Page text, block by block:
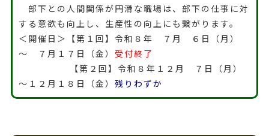
部下との人間関係が円滑な職場は、部下の仕事に対
する意欲も向上し、生産性の向上にも繋がります。
＜開催日＞【第１回】令和８年 ７月 ６日（月）
～ ７月１７日（金） 受付終了
【第２回】令和８年１２月 ７日（月）
～１２月１８日（金） 残りわずか